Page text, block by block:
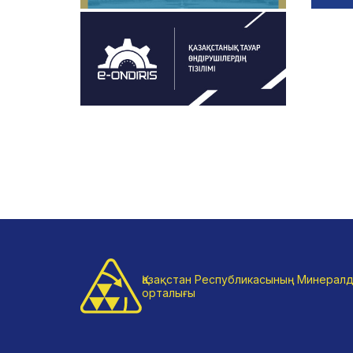
Қазақстан Республикасының
орталығы